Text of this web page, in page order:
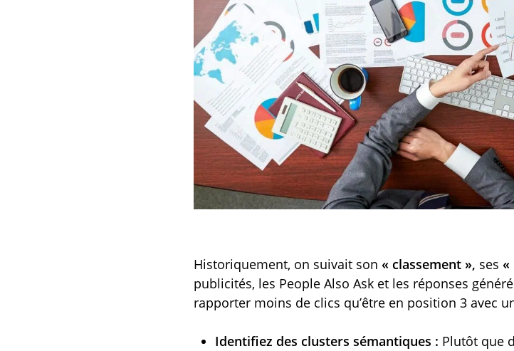
Historiquement, on suivait son « classement », ses «
publicités, les People Also Ask et les réponses
rapporter moins de clics qu’être en position 3 avec
Identifiez des clusters sémantiques : Plutôt que